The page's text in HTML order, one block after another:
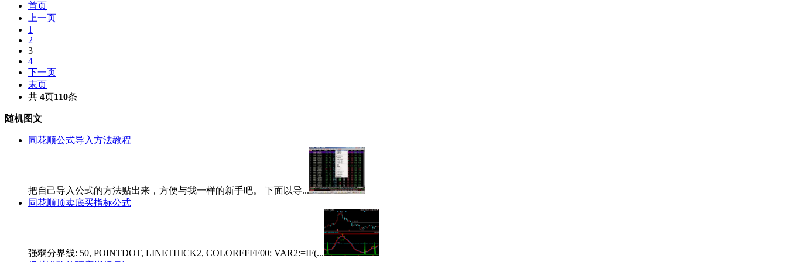
首页
上一页
1
2
3
4
下一页
末页
共 4页110条
随机图文
同花顺公式导入方法教程
把自己导入公式的方法贴出来，方便与我一样的新手吧。 下面以导...
同花顺顶卖底买指标公式
强弱分界线: 50, POINTDOT, LINETHICK2, COLORFFFF00; VAR2:=IF(...